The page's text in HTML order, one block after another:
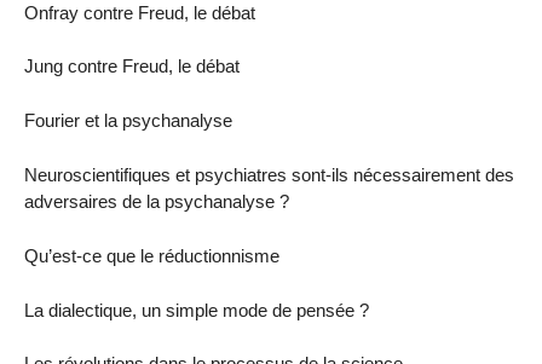
Onfray contre Freud, le débat
Jung contre Freud, le débat
Fourier et la psychanalyse
Neuroscientifiques et psychiatres sont-ils nécessairement des
adversaires de la psychanalyse ?
Qu’est-ce que le réductionnisme
La dialectique, un simple mode de pensée ?